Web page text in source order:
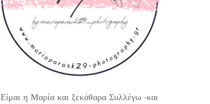
Είμαι η Μαρία και ξεκάθαρα Συλλέγω -και